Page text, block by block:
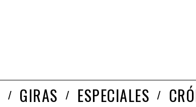
GIRAS ESPECIALES